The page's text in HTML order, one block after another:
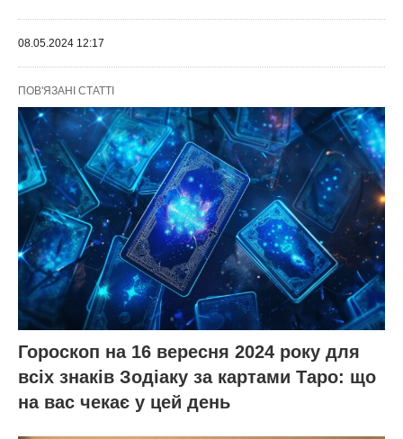
08.05.2024 12:17
ПОВ'ЯЗАНІ СТАТТІ
Гороскоп на 16 вересня 2024 року для
всіх знаків Зодіаку за картами Таро: що
на вас чекає у цей день